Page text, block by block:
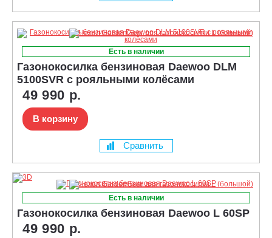
Есть в наличии
Газонокосилка бензиновая Daewoo DLM
5100SVR с рояльными колёсами
49 990 р.
В корзину
Сравнить
Есть в наличии
Газонокосилка бензиновая Daewoo L 60SP
49 990 р.